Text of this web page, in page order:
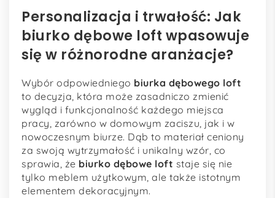
Personalizacja i trwałość: Jak
biurko dębowe loft wpasowuje
się w różnorodne aranżacje?
Wybór odpowiedniego biurka dębowego loft
to decyzja, która może zasadniczo zmienić
wygląd i funkcjonalność każdego miejsca
pracy, zarówno w domowym zaciszu, jak i w
nowoczesnym biurze. Dąb to materiał ceniony
za swoją wytrzymałość i unikalny wzór, co
sprawia, że biurko dębowe loft staje się nie
tylko meblem użytkowym, ale także istotnym
elementem dekoracyjnym.